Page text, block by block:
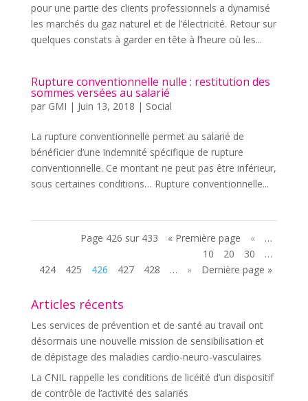
pour une partie des clients professionnels a dynamisé
les marchés du gaz naturel et de l’électricité. Retour sur
quelques constats à garder en tête à l’heure où les...
Rupture conventionnelle nulle : restitution des
sommes versées au salarié
par GMI | Juin 13, 2018 | Social
La rupture conventionnelle permet au salarié de
bénéficier d’une indemnité spécifique de rupture
conventionnelle. Ce montant ne peut pas être inférieur,
sous certaines conditions… Rupture conventionnelle...
Page 426 sur 433 « Première page «
…
10
20 30
…
424
425 426 427 428 … » Dernière page »
Articles récents
Les services de prévention et de santé au travail ont
désormais une nouvelle mission de sensibilisation et
de dépistage des maladies cardio-neuro-vasculaires
La CNIL rappelle les conditions de licéité d’un dispositif
de contrôle de l’activité des salariés